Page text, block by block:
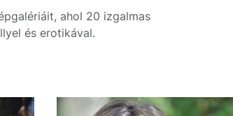
ahol 20 izgalmas
és erotikával.